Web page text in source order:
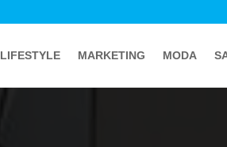
LIFESTYLE MARKETING MODA